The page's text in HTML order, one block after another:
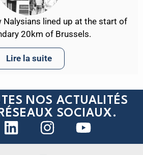
Nalysians lined up at the start of
20km of Brussels.
Lire la suite
NOS ACTUALITÉS
SOCIAUX.